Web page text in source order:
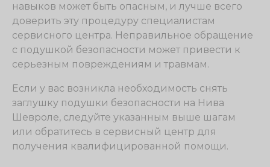
навыков может быть опасным, и лучше всего
доверить эту процедуру специалистам
сервисного центра. Неправильное обращение
с подушкой безопасности может привести к
серьезным повреждениям и травмам.
Если у вас возникла необходимость снять
заглушку подушки безопасности на Нива
Шевроле, следуйте указанным выше шагам
или обратитесь в сервисный центр для
получения квалифицированной помощи.